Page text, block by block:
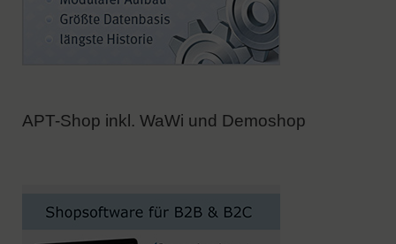
APT-Shop inkl. WaWi und Demoshop